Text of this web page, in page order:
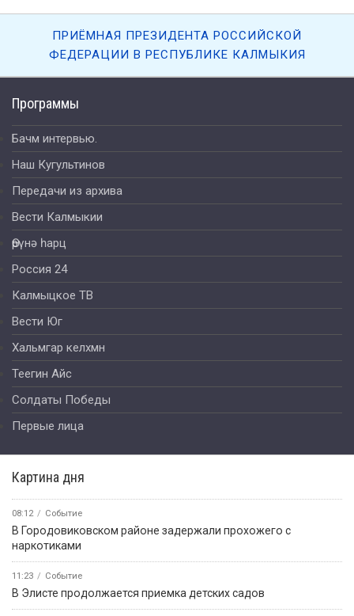
Программы
Бачм интервью.
Наш Кугультинов
Передачи из архива
Вести Калмыкии
Өрүнә һарц
Россия 24
Калмыцкое ТВ
Вести Юг
Хальмгар келхмн
Теегин Айс
Солдаты Победы
Первые лица
Картина дня
08:12 Событие
В Городовиковском районе задержали прохожего с
наркотиками
11:23 Событие
В Элисте продолжается приемка детских садов
ПРИЁМНАЯ ПРЕЗИДЕНТА РОССИЙСКОЙ
ФЕДЕРАЦИИ В РЕСПУБЛИКЕ КАЛМЫКИЯ